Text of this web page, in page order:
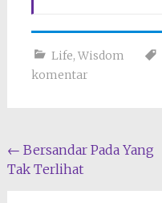
Life, Wisdom
komentar
Navigasi
pos
← Bersandar Pada Yang
Tak Terlihat